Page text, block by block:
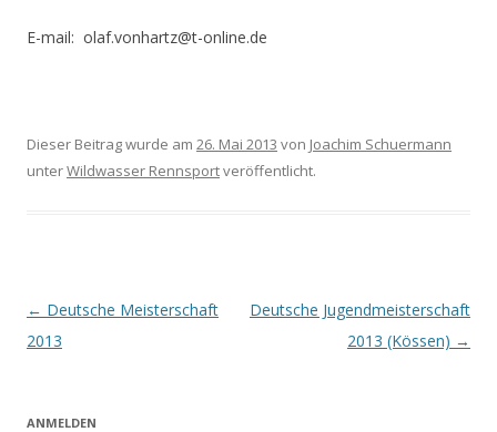
E-mail: olaf.vonhartz@t-online.de
Dieser Beitrag wurde am 26. Mai 2013 von Joachim Schuermann
unterWildwasser Rennsportveröffentlicht.
Beitrags-
Navigation
← Deutsche Meisterschaft
2013
Deutsche Jugendmeisterschaft
2013 (Kössen) →
ANMELDEN